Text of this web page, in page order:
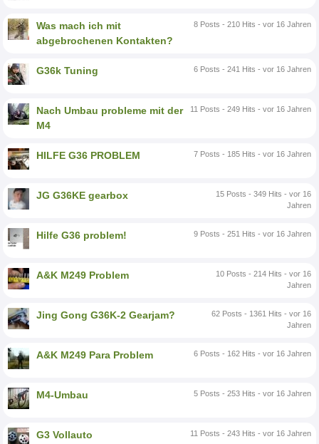
Was mach ich mit
abgebrochenen Kontakten?
8 Posts - 210 Hits - vor 16 Jahren
G36k Tuning 6 Posts - 241 Hits - vor 16 Jahren
Nach Umbau probleme mit der
M4
11 Posts - 249 Hits - vor 16 Jahren
HILFE G36 PROBLEM 7 Posts - 185 Hits - vor 16 Jahren
JG G36KE gearbox
15 Posts - 349 Hits - vor 16
Jahren
Hilfe G36 problem! 9 Posts - 251 Hits - vor 16 Jahren
A&K M249 Problem
10 Posts - 214 Hits - vor 16
Jahren
Jing Gong G36K-2 Gearjam?
62 Posts - 1361 Hits - vor 16
Jahren
A&K M249 Para Problem 6 Posts - 162 Hits - vor 16 Jahren
M4-Umbau 5 Posts - 253 Hits - vor 16 Jahren
G3 Vollauto 11 Posts - 243 Hits - vor 16 Jahren